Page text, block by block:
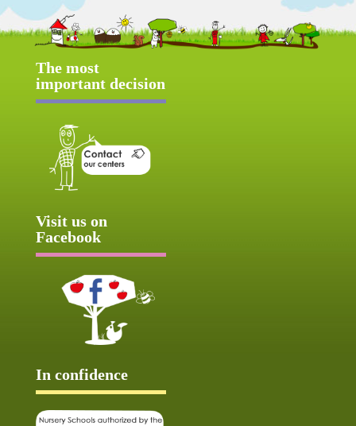
The most
important decision
Visit us on
Facebook
In confidence